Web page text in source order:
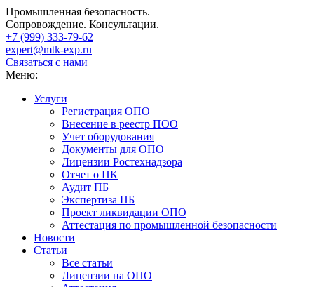
Промышленная безопасность.
Сопровождение. Консультации.
+7 (999) 333-79-62
expert@mtk-exp.ru
Связаться с нами
Меню:
Услуги
Регистрация ОПО
Внесение в реестр ПОО
Учет оборудования
Документы для ОПО
Лицензии Ростехнадзора
Отчет о ПК
Аудит ПБ
Экспертиза ПБ
Проект ликвидации ОПО
Аттестация по промышленной безопасности
Новости
Статьи
Все статьи
Лицензии на ОПО